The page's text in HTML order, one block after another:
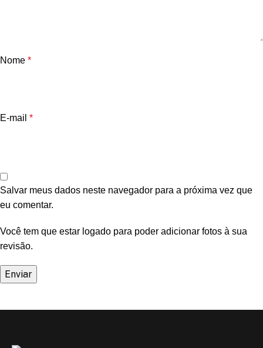
Nome *
E-mail *
Salvar meus dados neste navegador para a próxima vez que
eu comentar.
Você tem que estar logado para poder adicionar fotos à sua
revisão.